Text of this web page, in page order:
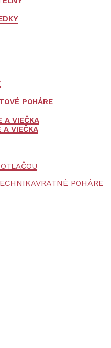
POHÁRE
A VIEČKA
A VIEČKA
VRATNÉ POHÁRE